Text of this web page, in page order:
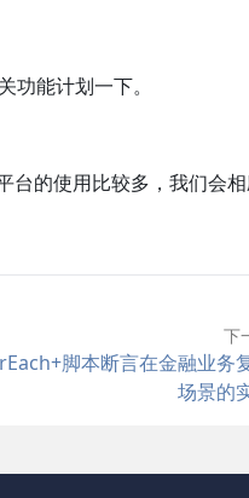
能计划一下。
台的使用比较多，我们会
下
脚本断言在金融业务
场景的